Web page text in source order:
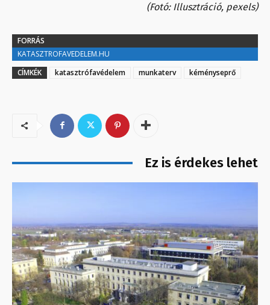
(Fotó: Illusztráció, pexels)
FORRÁS
KATASZTROFAVEDELEM.HU
CÍMKÉK
katasztrófavédelem munkaterv kéményseprő
Ez is érdekes lehet